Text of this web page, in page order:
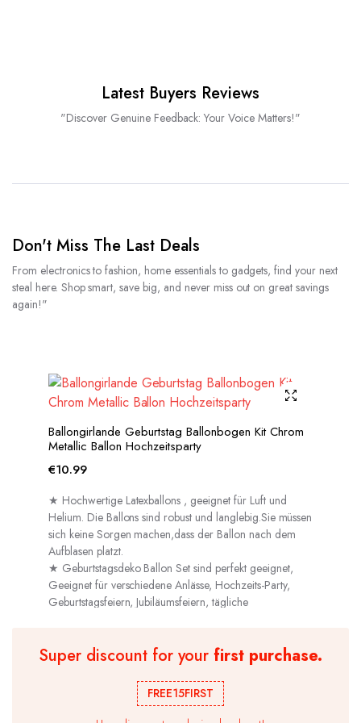
Latest Buyers Reviews
"Discover Genuine Feedback: Your Voice Matters!"
Don't Miss The Last Deals
From electronics to fashion, home essentials to gadgets, find your next
steal here. Shop smart, save big, and never miss out on great savings
again!"
Ballongirlande Geburtstag Ballonbogen Kit Chrom
Metallic Ballon Hochzeitsparty
€10.99
★ Hochwertige Latexballons , geeignet für Luft und
Helium. Die Ballons sind robust und langlebig.Sie müssen
sich keine Sorgen machen,dass der Ballon nach dem
Aufblasen platzt.
★ Geburtstagsdeko Ballon Set sind perfekt geeignet,
Geeignet für verschiedene Anlässe, Hochzeits-Party,
Geburtstagsfeiern, Jubiläumsfeiern, tägliche
Super discount for yourfirst purchase.
FREE15FIRST